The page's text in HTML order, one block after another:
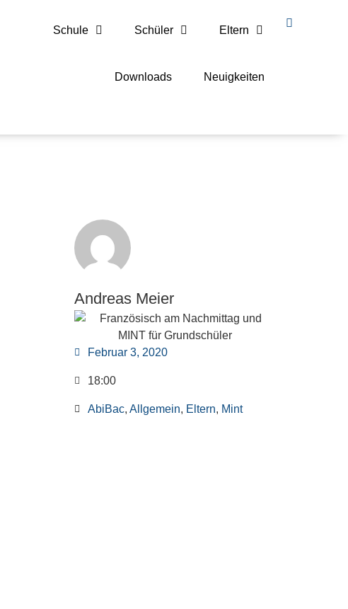
Schule Schüler Eltern
Downloads Neuigkeiten
Andreas Meier
Februar 3, 2020
18:00
AbiBac, Allgemein, Eltern, Mint